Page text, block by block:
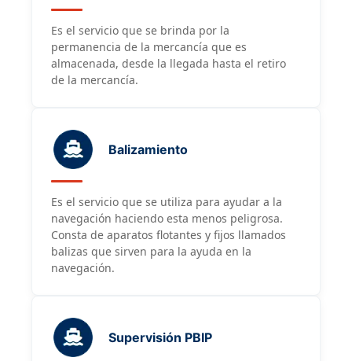
Es el servicio que se brinda por la
permanencia de la mercancía que es
almacenada, desde la llegada hasta el retiro
de la mercancía.
Balizamiento
Es el servicio que se utiliza para ayudar a la
navegación haciendo esta menos peligrosa.
Consta de aparatos flotantes y fijos llamados
balizas que sirven para la ayuda en la
navegación.
Supervisión PBIP